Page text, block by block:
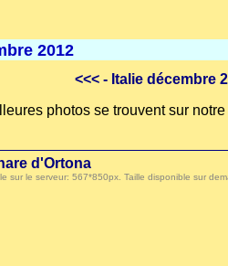
2012
<<< - Italie décembre
photos se trouvent sur
d'Ortona
sur le serveur: 567*850px. Taille disponible sur